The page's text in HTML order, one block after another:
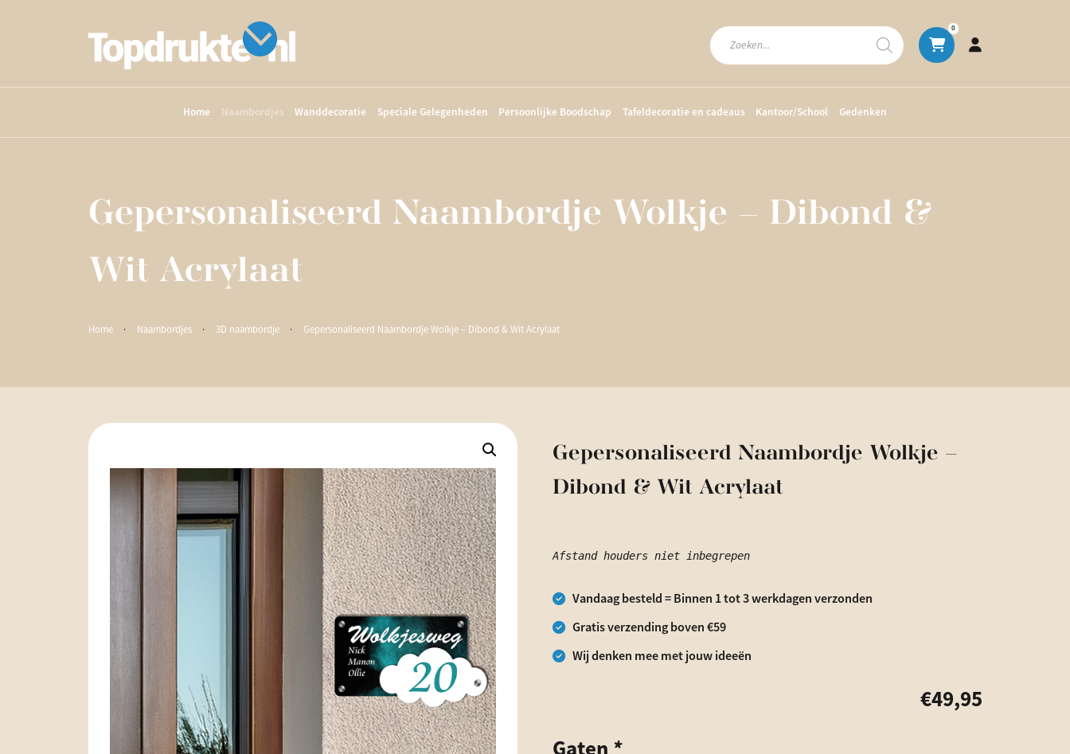
Producten
zoeken
0
Home Naambordjes Wanddecoratie Speciale Gelegenheden Persoonlijke Boodschap Tafeldecoratie en cadeaus Kantoor/School Gedenken
Gepersonaliseerd Naambordje Wolkje – Dibond &
Wit Acrylaat
Home · Naambordjes · 3D naambordje · Gepersonaliseerd Naambordje Wolkje – Dibond & Wit Acrylaat
€49,95
Gepersonaliseerd Naambordje Wolkje –
Dibond & Wit Acrylaat
Afstand houders niet inbegrepen
Gaten
Vandaag besteld = Binnen 1 tot 3 werkdagen verzonden
Gratis verzending boven €59
Wij denken mee met jouw ideeën